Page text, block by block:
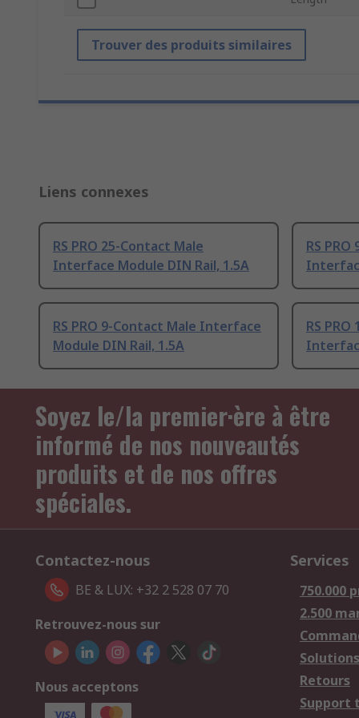
Trouver des produits similaires
Liens connexes
RS PRO 25-Contact Male
Interface Module DIN Rail, 1.5A
RS
RS PRO 9-Contact Male Interface
Module DIN Rail, 1.5A
RS
Soyez le/la premier·ère à être
informé de nos nouveautés
produits et de nos offres
spéciales.
Contactez-nous
BE & LUX: +32 2 528 07 70
Retrouvez-nous sur
Nous acceptons
Services
750.000
2.500
Retours
Support